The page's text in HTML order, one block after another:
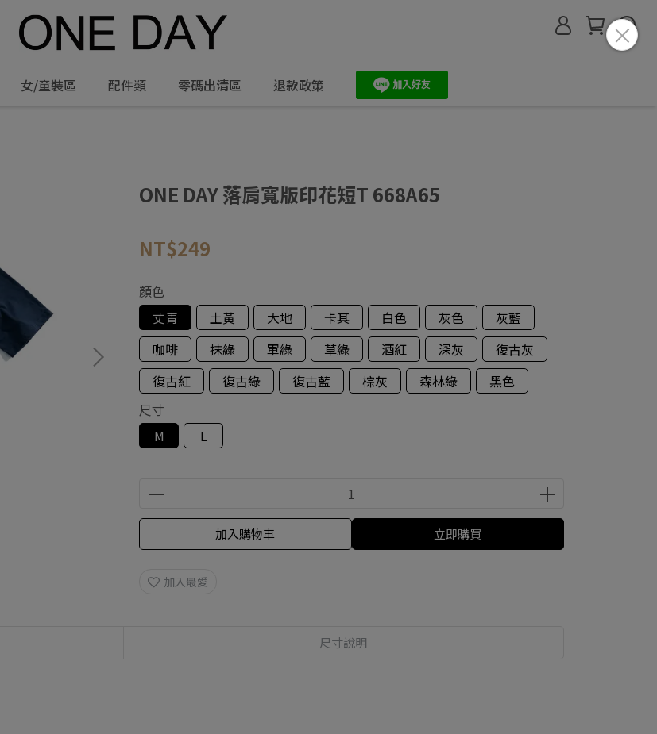
女/童裝區 配件類 零碼出清區 退款政策
ONE DAY 落肩寬版印花短T 668A65
NT$249
顏色
丈青
土黃 大地 卡其 白色 灰色
灰藍
咖啡
抹綠 軍綠 草綠 酒紅 深灰
復古灰
復古紅
復古綠 復古藍 棕灰 森林綠
黑色
尺寸
M
L
加入購物車 立即購買
加入最愛
尺寸說明